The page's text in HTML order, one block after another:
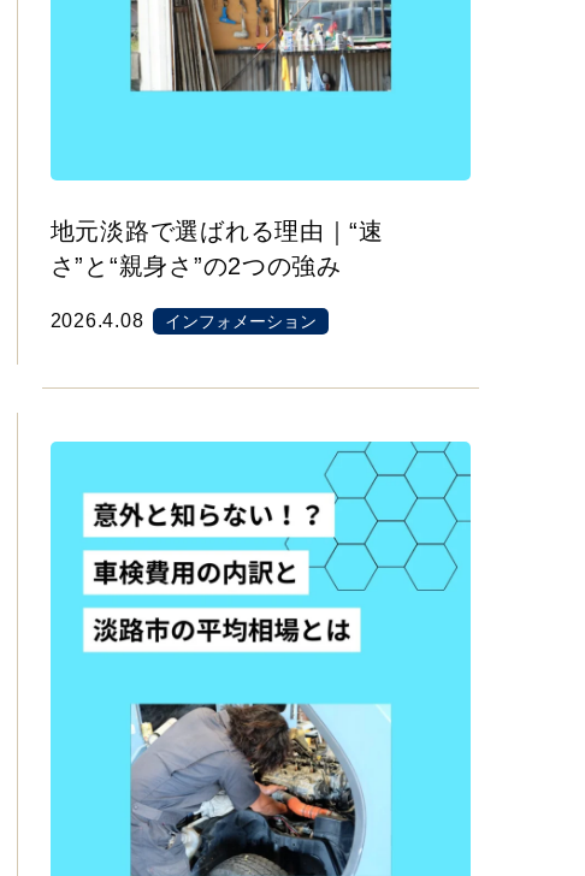
地元淡路で選ばれる理由｜“速
さ”と“親身さ”の2つの強み
2026.4.08 インフォメーション